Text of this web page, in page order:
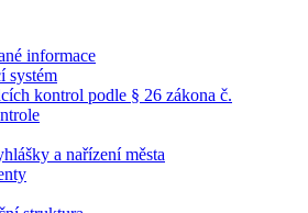
informace
systém
kontrol podle § 26 zákona č.
a nařízení města